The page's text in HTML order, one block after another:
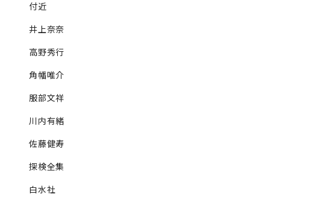
付近
井上奈奈
高野秀行
角幡唯介
服部文祥
川内有緒
佐藤健寿
探検全集
白水社